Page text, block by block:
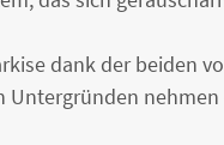
dank der beiden